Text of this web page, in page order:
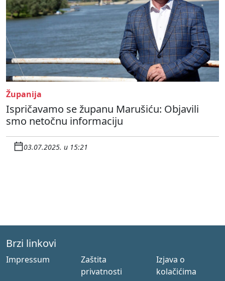
Županija
Ispričavamo se županu Marušiću: Objavili
smo netočnu informaciju
03.07.2025. u 15:21
Brzi linkovi
Impressum
Zaštita
privatnosti
Izjava o
kolačićima